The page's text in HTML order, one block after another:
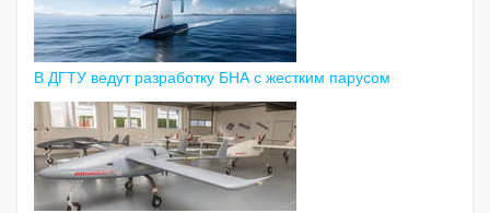
В ДГТУ ведут разработку БНА с жестким парусом